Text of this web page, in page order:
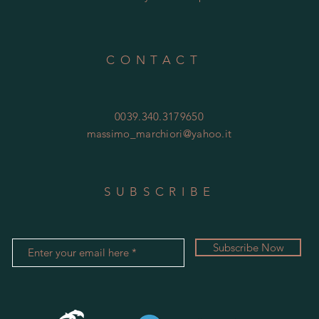
CONTACT
0039.340.3179650
massimo_marchiori@yahoo.it
SUBSCRIBE
Subscribe Now